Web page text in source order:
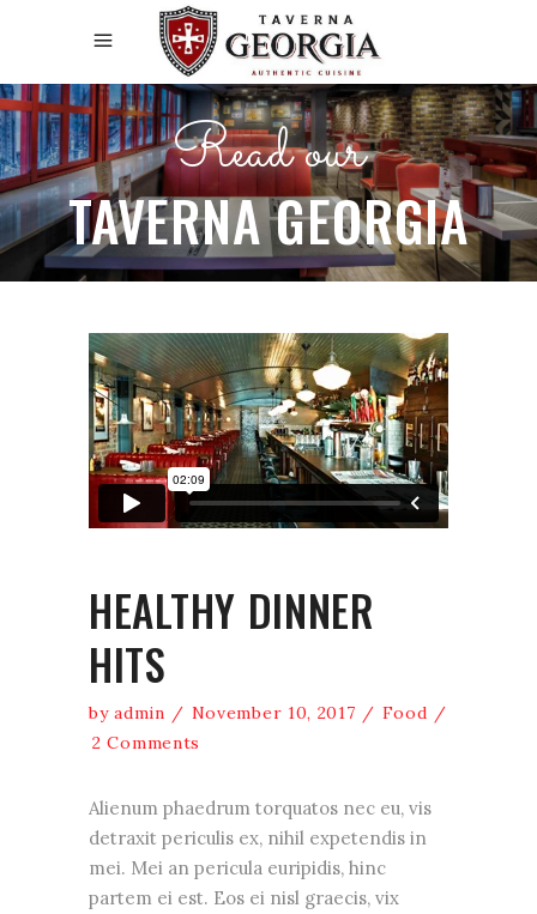
Read our
TAVERNA GEORGIA
HEALTHY DINNER
HITS
byadmin November 10, 2017
Food
2 Comments
Alienum phaedrum torquatos nec eu, vis
detraxit periculis ex, nihil expetendis in
mei. Mei an pericula euripidis, hinc
partem ei est. Eos ei nisl graecis, vix